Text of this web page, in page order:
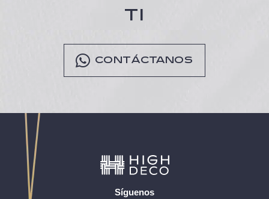
TI
CONTÁCTANOS
Síguenos